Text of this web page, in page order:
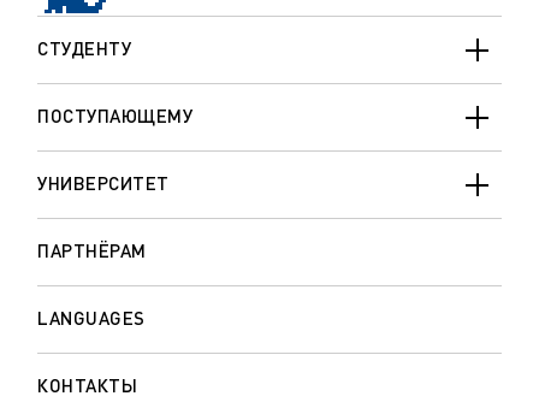
СТУДЕНТУ
ПОСТУПАЮЩЕМУ
УНИВЕРСИТЕТ
ПАРТНЁРАМ
LANGUAGES
КОНТАКТЫ